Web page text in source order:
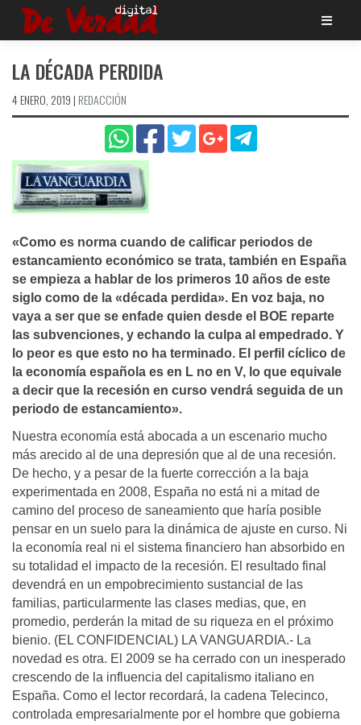
Saltar
LA DÉCADA PERDIDA
4 ENERO, 2019 | REDACCIÓN
«Como es norma cuando de calificar periodos de
estancamiento económico se trata, también en España
se empieza a hablar de los primeros 10 años de este
siglo como de la «década perdida». En voz baja, no
vaya a ser que se enfade quien desde el BOE reparte
las subvenciones, y echando la culpa al empedrado. Y
lo peor es que esto no ha terminado. El perfil cí­clico de
la economí­a española es en L no en V, lo que equivale
a decir que la recesión en curso vendrá seguida de un
periodo de estancamiento».
Nuestra economía está abocada a un escenario mucho
más arecido al de una depresión que al de una recesión.
De hecho, y a pesar de la fuerte corrección a la baja
experimentada en 2008, España no está ni a mitad de
camino del proceso de saneamiento que haría posible
pensar en un suelo para la dinámica de ajuste en curso. Ni
la economía real ni el sistema financiero han absorbido en
su totalidad el impacto de la recesión. El resultado final
devendrá en un empobrecimiento sustancial de las
familias, particularmente las clases medias, que, en
promedio, perderán la mitad de su riqueza en el próximo
bienio. (EL CONFIDENCIAL) LA VANGUARDIA.- La
novedad es otra. El 2009 se ha cerrado con un inesperado
crescendo de la influencia del capitalismo italiano en
España. Como el lector recordará, la cadena Telecinco,
controlada empresarialmente por el hombre que gobierna